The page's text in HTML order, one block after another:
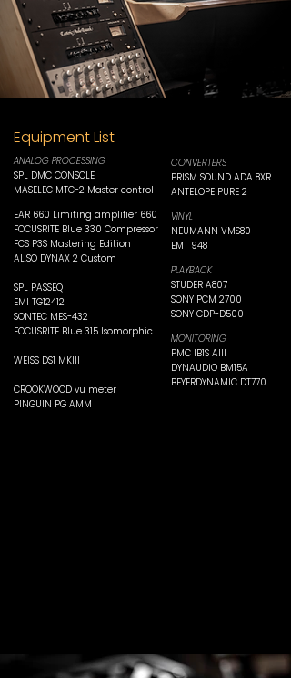
CONVERTERS
PRISM SOUND ADA 8XR
ANTELOPE PURE 2
VINYL
NEUMANN VMS80
EMT 948
PLAYBACK
STUDER A807
SONY PCM 2700
SONY CDP-D500
MONITORING
PMC IB1S AIII
DYNAUDIO BM15A
BEYERDYNAMIC DT770
ANALOG PROCESSING
SPL DMC CONSOLE
MASELEC MTC-2 Master control
EAR 660 Limiting amplifier 660
FOCUSRITE Blue 330 Compressor
FCS P3S Mastering Edition
AL.SO DYNAX 2 Custom
SPL PASSEQ
EMI TG12412
SONTEC MES-432
FOCUSRITE Blue 315 Isomorphic
WEISS DS1 MKIII
CROOKWOOD vu meter
PINGUIN PG AMM
Equipment List